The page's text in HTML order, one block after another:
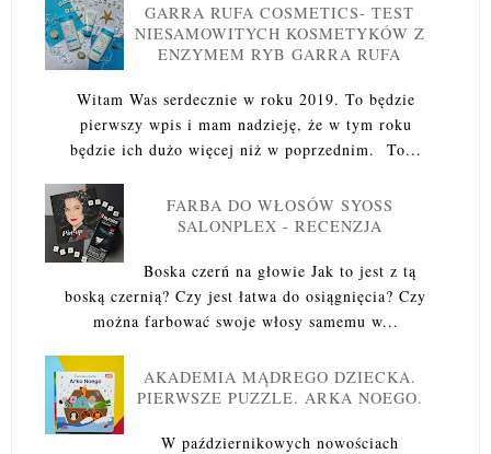
GARRA RUFA COSMETICS- TEST
NIESAMOWITYCH KOSMETYKÓW Z
ENZYMEM RYB GARRA RUFA
Witam Was serdecznie w roku 2019. To będzie
pierwszy wpis i mam nadzieję, że w tym roku
będzie ich dużo więcej niż w poprzednim. To...
FARBA DO WŁOSÓW SYOSS
SALONPLEX - RECENZJA
Boska czerń na głowie Jak to jest z tą
boską czernią? Czy jest łatwa do osiągnięcia? Czy
można farbować swoje włosy samemu w...
AKADEMIA MĄDREGO DZIECKA.
PIERWSZE PUZZLE. ARKA NOEGO.
W październikowych nowościach